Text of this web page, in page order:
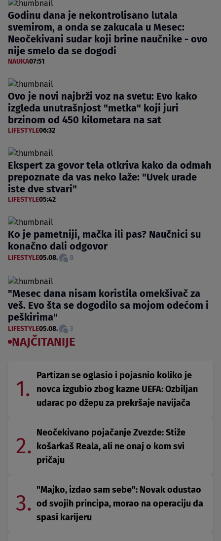
Godinu dana je nekontrolisano lutala
svemirom, a onda se zakucala u Mesec:
Neočekivani sudar koji brine naučnike - ovo
nije smelo da se dogodi
NAUKA07:51
Ovo je novi najbrži voz na svetu: Evo kako
izgleda unutrašnjost "metka" koji juri
brzinom od 450 kilometara na sat
LIFESTYLE06:32
Ekspert za govor tela otkriva kako da odmah
prepoznate da vas neko laže: "Uvek urade
iste dve stvari"
LIFESTYLE05:42
Ko je pametniji, mačka ili pas? Naučnici su
konačno dali odgovor
LIFESTYLE05.08. 8
"Mesec dana nisam koristila omekšivač za
veš. Evo šta se dogodilo sa mojom odećom i
peškirima"
LIFESTYLE05.08. 3
NAJČITANIJE
1.
Partizan se oglasio i pojasnio koliko je
novca izgubio zbog kazne UEFA: Ozbiljan
udarac po džepu za prekršaje navijača
2.
Neočekivano pojačanje Zvezde: Stiže
košarkaš Reala, ali ne onaj o kom svi
pričaju
3.
"Majko, izdao sam sebe": Novak odustao
od svojih principa, morao na operaciju da
spasi karijeru